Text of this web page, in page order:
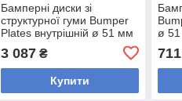
Бамперні диски зі
структурної гуми Bumper
Plates внутрішній ø 51 мм
Record TA-4787-15 15 кг
(зовнішній ø-45 см)
3 087₴
Купити
ø
2,5)
711